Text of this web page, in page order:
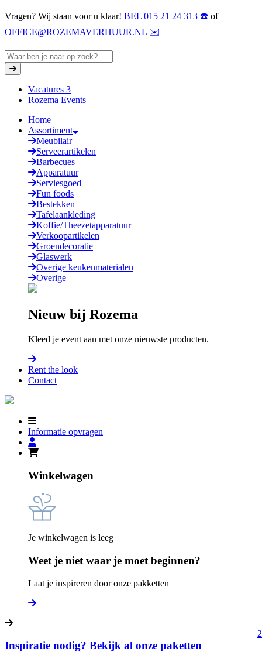
Vragen? Wij staan voor u klaar! BEL 015 21 24 313 ☎️ of
OFFICE@ROZEMAVERHUUR.NL ✉️
Vacatures 3
Rozema Events
Home
Assortiment
Meubilair
Serveerartikelen
Barbecues
Apparatuur
Serviesgoed
Fun foods
Bestekken
Tafelaankleding
Koffie/Theezetapparatuur
Verkoopartikelen
Groendecoratie
Glaswerk
Overige keukenmaterialen
Overige
Nieuw bij Rozema
Kleed je event aan met onze nieuwste producten.
Rent the look
Contact
Informatie opvragen
Winkelwagen
Je winkelwagen is leeg
Weet je niet waar je moet beginnen?
Laat je inspireren door onze pakketten
Inspiratie nodig? Bekijk al onze paketten